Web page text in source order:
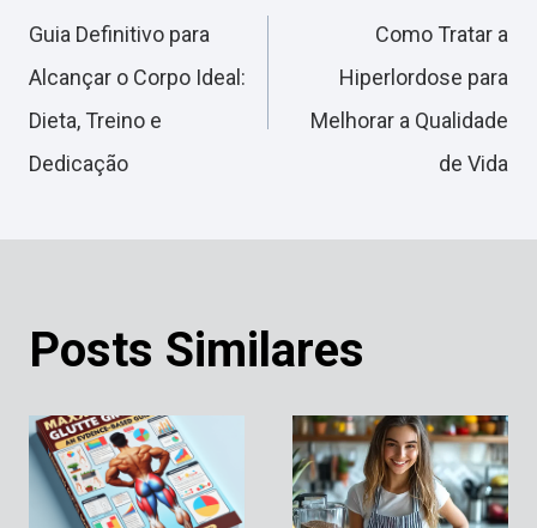
de
Post
Guia Definitivo para
Alcançar o Corpo Ideal:
Dieta, Treino e
Dedicação
Como Tratar a
Hiperlordose para
Melhorar a Qualidade
de Vida
Posts Similares